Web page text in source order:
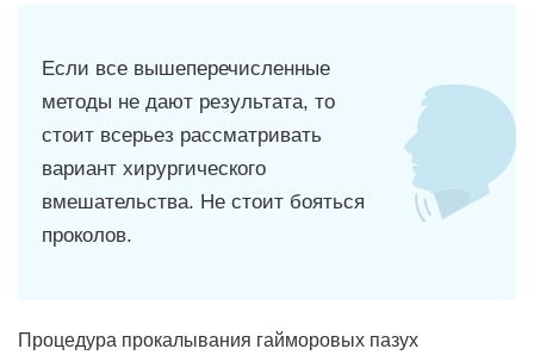
Если все вышеперечисленные
методы не дают результата, то
стоит всерьез рассматривать
вариант хирургического
вмешательства. Не стоит бояться
проколов.
Процедура прокалывания гайморовых пазух